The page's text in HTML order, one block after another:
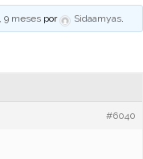
9 meses por Sidaamyas.
#6040